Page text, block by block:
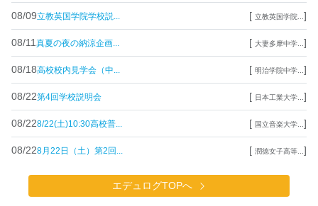
08/09立教英国学院学校説... [ 立教英国学院... ]
08/11 真夏の夜の納涼企画... [ 大妻多摩中学... ]
08/18高校校内見学会（中... [ 明治学院中学... ]
08/22第4回学校説明会 [ 日本工業大学... ]
08/228/22(土)10:30高校普... [ 国立音楽大学... ]
08/228月22日（土）第2回... [ 潤徳女子高等... ]
エデュログTOPへ